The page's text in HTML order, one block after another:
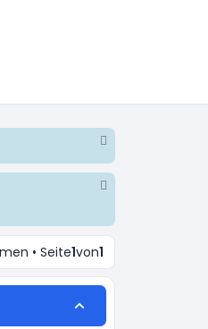
• Seite1von1